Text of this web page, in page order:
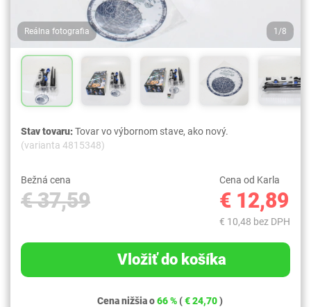
Reálna fotografia 1/8
Stav tovaru:Tovar vo výbornom stave, ako nový.
(varianta 4815348)
Bežná cena
€ 37,59
Cena od Karla
€ 12,89
€ 10,48 bez DPH
Vložiť do košíka
Cena nižšia o66 % (€ 24,70)